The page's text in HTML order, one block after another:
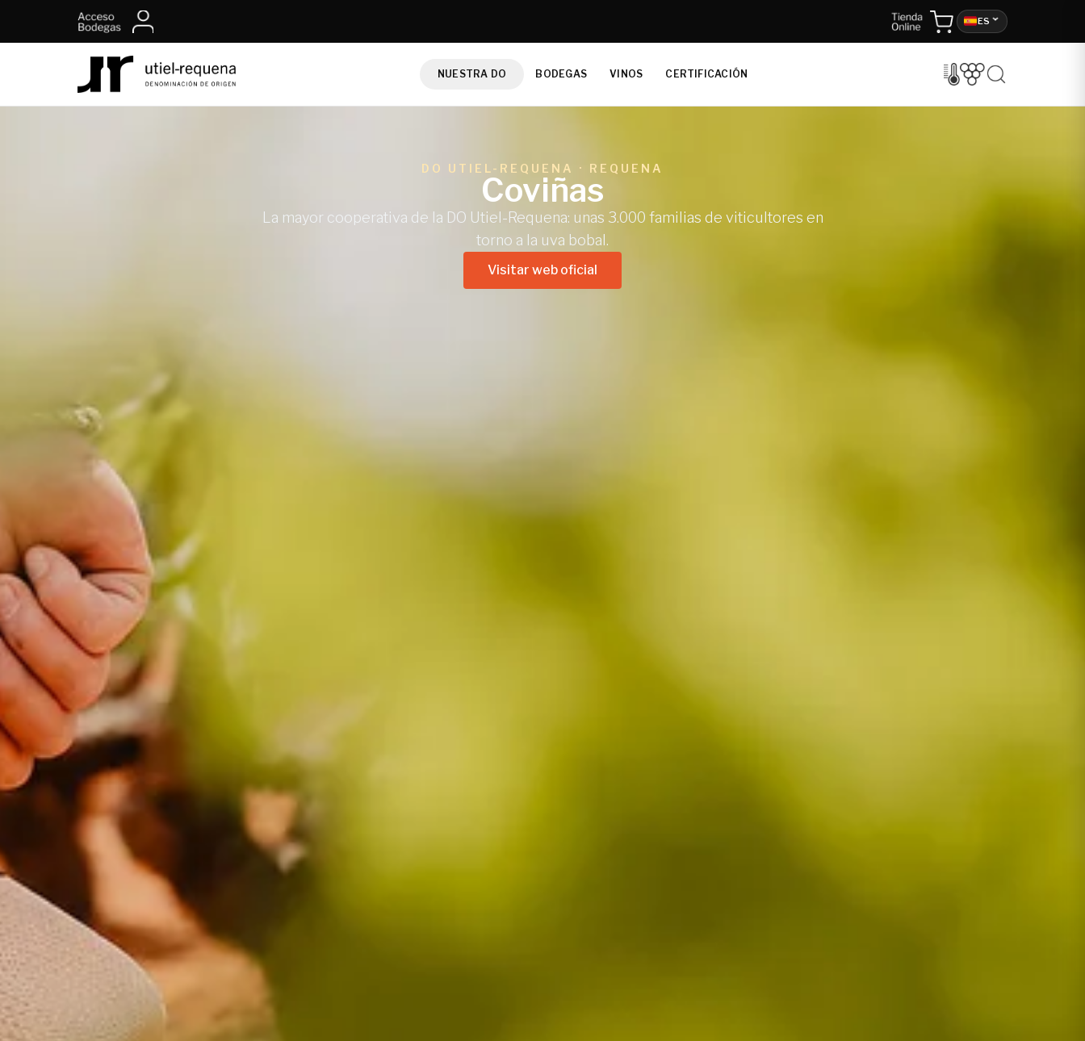
ES
NUESTRA DO BODEGAS VINOS CERTIFICACIÓN
DO UTIEL-REQUENA · REQUENA
Coviñas
La mayor cooperativa de la DO Utiel-Requena: unas 3.000 familias de viticultores en
torno a la uva bobal.
Visitar web oficial